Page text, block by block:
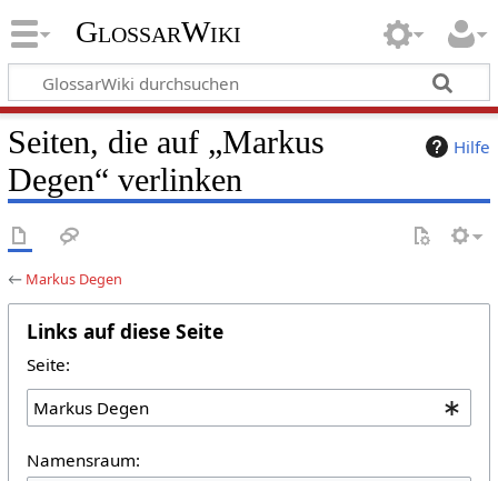
GlossarWiki
Hilfe
Seiten, die auf „Markus
Degen“ verlinken
← Markus Degen
Links auf diese Seite
Seite:
Namensraum: